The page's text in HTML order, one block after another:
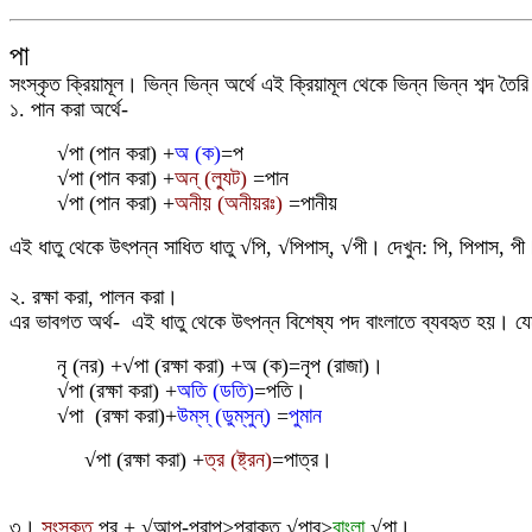
পা
সংস্কৃত ক্রিয়ামূল। ভিন্ন ভিন্ন অর্থে এই ক্রিয়ামূল থেকে ভিন্ন ভিন্ন শব্দ
১. পান করা অর্থে-
√পা (পান করা) +অ (ক)=প
√পা (পান করা) +অন্ (ল্যুট) =পান
√পা (পান করা) +অনীয় (অনীয়রঃ) =পানীয়
এই ধাতু থেকে উৎপন্ন সাধিত ধাতু √পি, √পিপাস্, √পী। দেখুন: পি, পিপাস, পী
২. রক্ষা করা, পালন করা।
এর ভাবগত অর্থ- এই ধাতু থেকে উৎপন্ন বিশেষ্য পদ বাংলাতে ব্যবহৃত হয় ।
নৃ (নর) +√পা (রক্ষা করা) +অ (ক)=নৃপ (রাজা) ।
√পা (রক্ষা করা) +অতি (ডতি)=পতি।
√পা (রক্ষা করা)+উম্‌স্ (ডুম্‌সুন্) =পুমান
√পা (রক্ষা করা) +ত্র (ষ্ট্রন)=পাত্র।
৩ । সংস্কৃতপ্র + √আপ্-প্রাপ>প্রাকৃত √পাব>বাংলা √পা।